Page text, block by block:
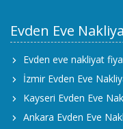
Evden Eve
Evden eve nakliyat
İzmir Evden Eve
Kayseri Evden Eve
Ankara Evden Eve